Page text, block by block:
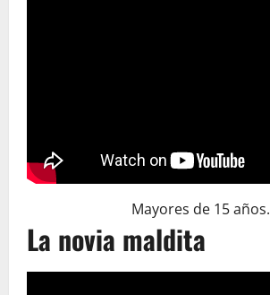
Mayores de 15 años.
La novia maldita